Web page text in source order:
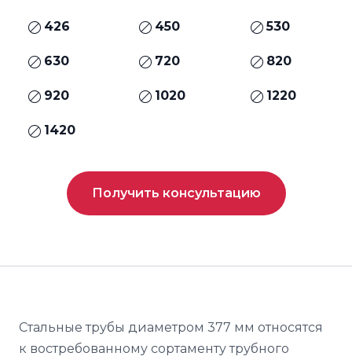
426 450 530
630 720 820
920 1020 1220
1420
Получить консультацию
Стальные трубы диаметром 377 мм относятся
к востребованному сортаменту трубного